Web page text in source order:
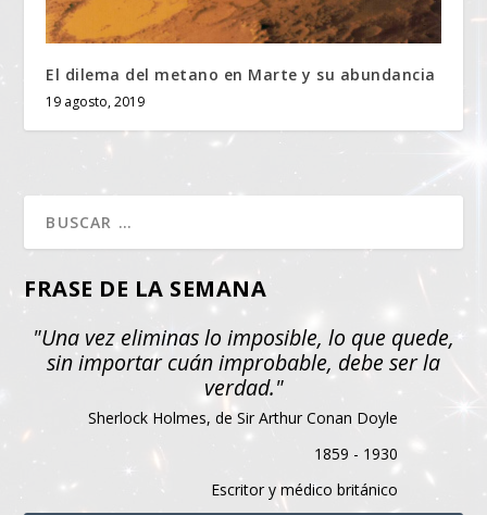
El dilema del metano en Marte y su abundancia
19 agosto, 2019
FRASE DE LA SEMANA
"Una vez eliminas lo imposible, lo que quede,
sin importar cuán improbable, debe ser la
verdad."
Sherlock Holmes, de Sir Arthur Conan Doyle
1859 - 1930
Escritor y médico británico